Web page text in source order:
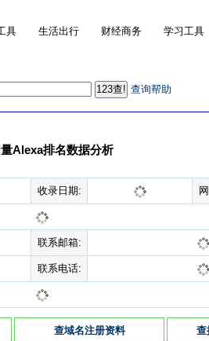
具 生活出行 财经商务 学习工具
查询帮助
Alexa排名数据分析
收录日期:
联系邮箱:
联系电话:
查域名注册资料 查